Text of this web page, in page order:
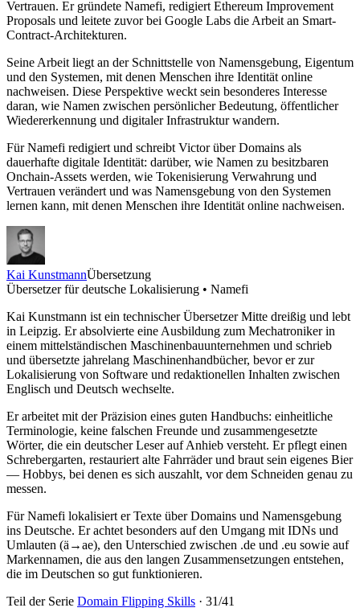
Vertrauen. Er gründete Namefi, redigiert Ethereum Improvement
Proposals und leitete zuvor bei Google Labs die Arbeit an Smart-
Contract-Architekturen.
Seine Arbeit liegt an der Schnittstelle von Namensgebung, Eigentum
und den Systemen, mit denen Menschen ihre Identität online
nachweisen. Diese Perspektive weckt sein besonderes Interesse
daran, wie Namen zwischen persönlicher Bedeutung, öffentlicher
Wiedererkennung und digitaler Infrastruktur wandern.
Für Namefi redigiert und schreibt Victor über Domains als
dauerhafte digitale Identität: darüber, wie Namen zu besitzbaren
Onchain-Assets werden, wie Tokenisierung Verwahrung und
Vertrauen verändert und was Namensgebung von den Systemen
lernen kann, mit denen Menschen ihre Identität online nachweisen.
Kai KunstmannÜbersetzung
Übersetzer für deutsche Lokalisierung • Namefi
Kai Kunstmann ist ein technischer Übersetzer Mitte dreißig und lebt
in Leipzig. Er absolvierte eine Ausbildung zum Mechatroniker in
einem mittelständischen Maschinenbauunternehmen und schrieb
und übersetzte jahrelang Maschinenhandbücher, bevor er zur
Lokalisierung von Software und redaktionellen Inhalten zwischen
Englisch und Deutsch wechselte.
Er arbeitet mit der Präzision eines guten Handbuchs: einheitliche
Terminologie, keine falschen Freunde und zusammengesetzte
Wörter, die ein deutscher Leser auf Anhieb versteht. Er pflegt einen
Schrebergarten, restauriert alte Fahrräder und braut sein eigenes Bier
— Hobbys, bei denen es sich auszahlt, vor dem Schneiden genau zu
messen.
Für Namefi lokalisiert er Texte über Domains und Namensgebung
ins Deutsche. Er achtet besonders auf den Umgang mit IDNs und
Umlauten (ä→ae), den Unterschied zwischen .de und .eu sowie auf
Markennamen, die aus den langen Zusammensetzungen entstehen,
die im Deutschen so gut funktionieren.
Teil der Serie Domain Flipping Skills · 31/41